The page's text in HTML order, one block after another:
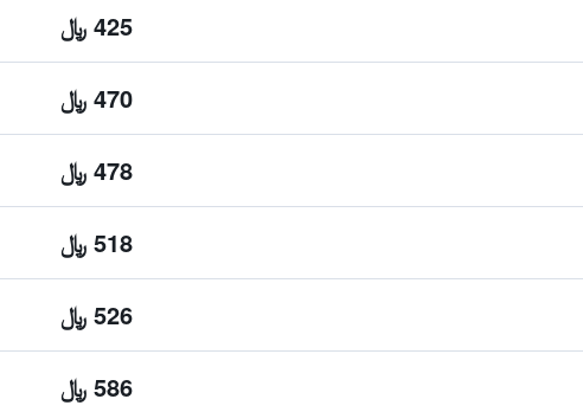
425 ﷼
470 ﷼
478 ﷼
518 ﷼
526 ﷼
586 ﷼